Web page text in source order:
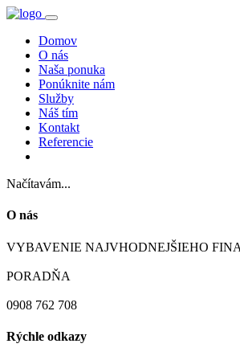
Domov
O nás
Naša ponuka
Ponúknite nám
Služby
Náš tím
Kontakt
Referencie
Načítavám...
O nás
VYBAVENIE NAJVHODNEJŠIEHO
PORADŇA
0908 762 708
Rýchle odkazy